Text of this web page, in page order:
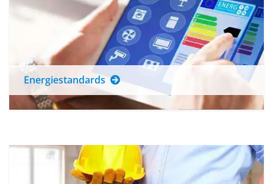
Energiestandards